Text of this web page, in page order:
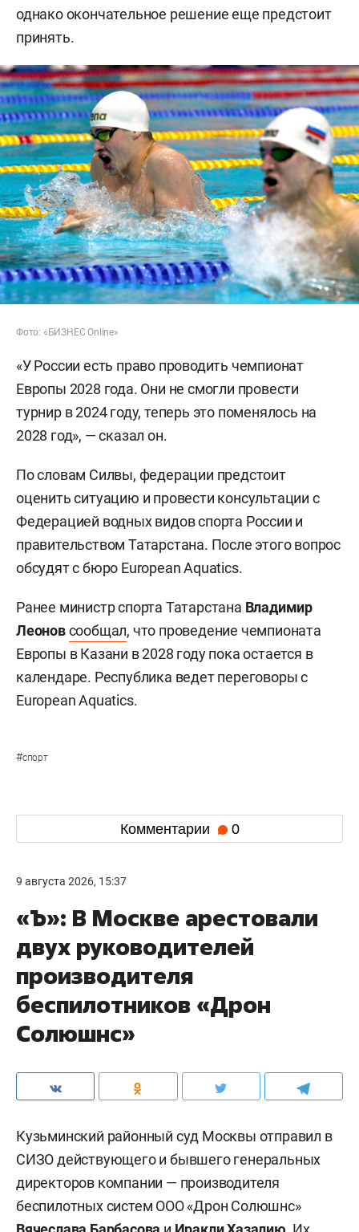
однако окончательное решение еще предстоит
принять.
Фото: «БИЗНЕС Online»
«У России есть право проводить чемпионат
Европы 2028 года. Они не смогли провести
турнир в 2024 году, теперь это поменялось на
2028 год», — сказал он.
По словам Силвы, федерации предстоит
оценить ситуацию и провести консультации с
Федерацией водных видов спорта России и
правительством Татарстана. После этого вопрос
обсудят с бюро European Aquatics.
Ранее министр спорта Татарстана Владимир
Леоновсообщал, что проведение чемпионата
Европы в Казани в 2028 году пока остается в
календаре. Республика ведет переговоры с
European Aquatics.
#спорт
Комментарии 0
9 августа 2026, 15:37
«Ъ»: В Москве арестовали
двух руководителей
производителя
беспилотников «Дрон
Солюшнс»
Кузьминский районный суд Москвы отправил в
СИЗО действующего и бывшего генеральных
директоров компании — производителя
беспилотных систем ООО «Дрон Солюшнс»